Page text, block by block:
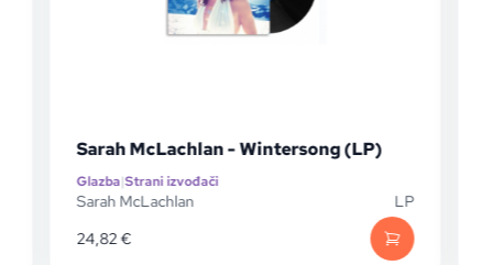
Sarah McLachlan - Wintersong (LP)
Glazba|Strani izvođači
Sarah McLachlan
LP
24,82€